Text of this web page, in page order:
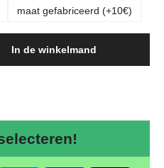
maat gefabriceerd (+10€)
Voer de gewenste
In de winkelmand